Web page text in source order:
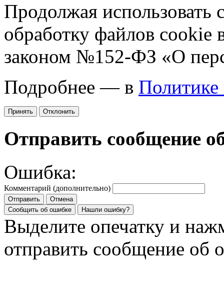
Продолжая использовать
обработку файлов cookie
законом №152-ФЗ «О
Подробнее — в Политике
Принять Отклонить
Отправить сообщение
Ошибка:
Комментарий (дополнительно)
Отправить
Отмена
Сообщить об ошибке
Нашли ошибку?
Выделите опечатку и
отправить сообщение об